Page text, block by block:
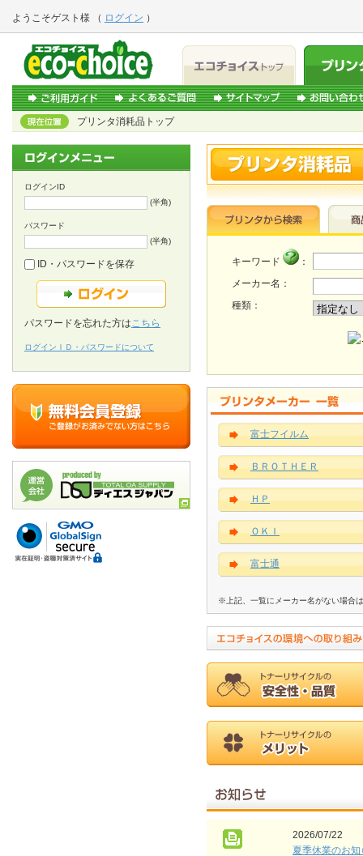
プリンタ消耗品トップ
キーワード
：
メーカー名：
種類：
富士フイルム
ＢＲＯＴＨＥＲ
ＨＰ
ＯＫＩ
富士通
※上記、一覧にメーカー名がない場合
2026/07/22
夏季休業のお知
ログインID
(半角)
パスワード
(半角)
ID・パスワードを保存
パスワードを忘れた方はこちら
ログインＩＤ・パスワードについて
ようこそゲスト様 （ ログイン ）